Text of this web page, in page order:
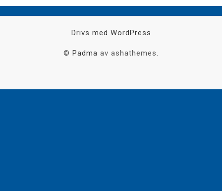
Drivs med WordPress
© Padma av ashathemes.